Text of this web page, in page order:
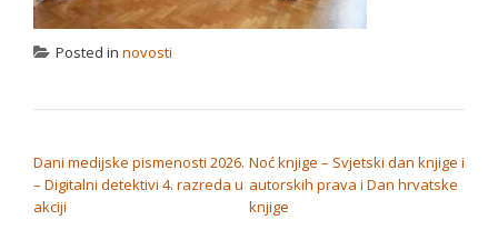
Posted in novosti
Dani medijske pismenosti 2026.
– Digitalni detektivi 4. razreda u
akciji
Noć knjige – Svjetski dan knjige i
autorskih prava i Dan hrvatske
knjige